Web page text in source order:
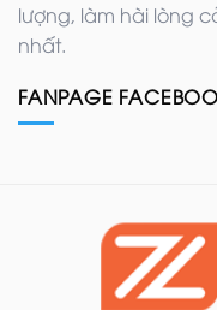
lượng, làm hài lòng
nhất.
FANPAGE